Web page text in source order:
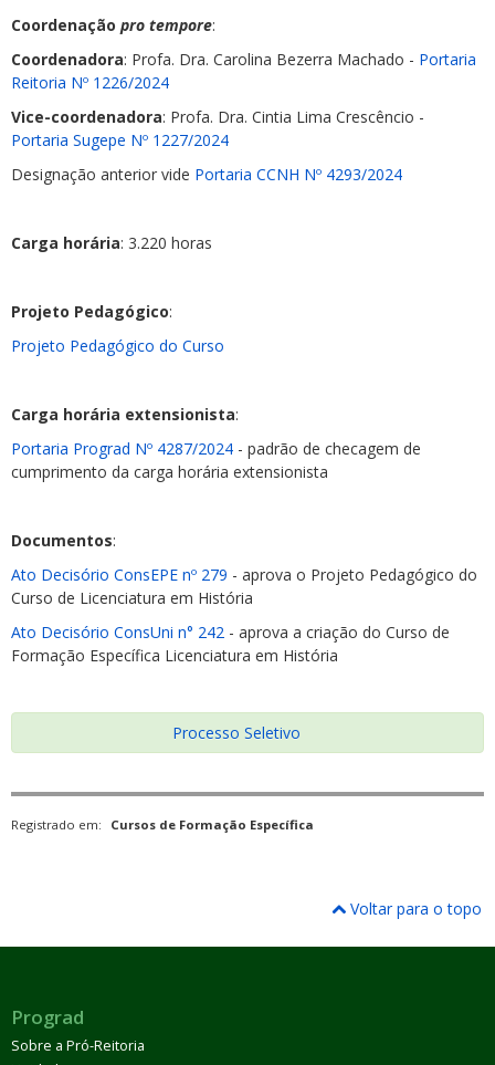
Coordenação pro tempore:
Coordenadora: Profa. Dra. Carolina Bezerra Machado - Portaria
Reitoria Nº 1226/2024
Vice-coordenadora: Profa. Dra. Cintia Lima Crescêncio -
Portaria Sugepe Nº 1227/2024
Designação anterior vide Portaria CCNH Nº 4293/2024
Carga horária: 3.220 horas
Projeto Pedagógico:
Projeto Pedagógico do Curso
Carga horária extensionista:
Portaria Prograd Nº 4287/2024 - padrão de checagem de
cumprimento da carga horária extensionista
Documentos:
Ato Decisório ConsEPE nº 279 - aprova o Projeto Pedagógico do
Curso de Licenciatura em História
Ato Decisório ConsUni n° 242 - aprova a criação do Curso de
Formação Específica Licenciatura em História
Processo Seletivo
Registrado em: Cursos de Formação Específica
Voltar para o topo
Prograd
Sobre a Pró-Reitoria